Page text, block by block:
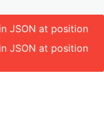
JSON at position
JSON at position